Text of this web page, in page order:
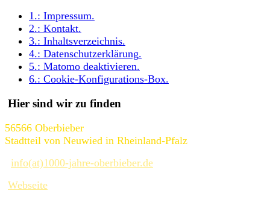
1.: Impressum.
2.: Kontakt.
3.: Inhaltsverzeichnis.
4.: Datenschutzerklärung.
5.: Matomo deaktivieren.
6.: Cookie-Konfigurations-Box.
Hier sind wir zu finden
56566 Oberbieber
Stadtteil von Neuwied in Rheinland-Pfalz
info(at)1000-jahre-oberbieber.de
Webseite